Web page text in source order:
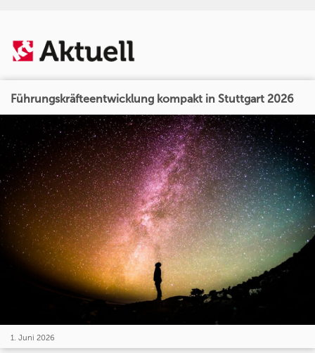
Führungskräfteentwicklung kompakt in Stuttgart 2026
1. Juni 2026